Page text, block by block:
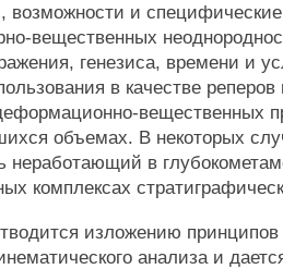
возможности и
вещественных
генезиса, времени и
в качестве реперов
вещественных
объемах. В некоторых
неработающий в
комплексах
изложению принципов
анализа и